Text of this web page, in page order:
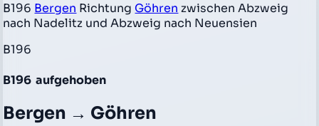
B196 Bergen Richtung Göhren zwischen Abzweig
nach Nadelitz und Abzweig nach Neuensien
B196
B196 aufgehoben
Bergen → Göhren